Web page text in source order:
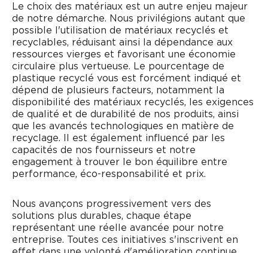
Le choix des matériaux est un autre enjeu majeur
de notre démarche. Nous privilégions autant que
possible l'utilisation de matériaux recyclés et
recyclables, réduisant ainsi la dépendance aux
ressources vierges et favorisant une économie
circulaire plus vertueuse. Le pourcentage de
plastique recyclé vous est forcément indiqué et
dépend de plusieurs facteurs, notamment la
disponibilité des matériaux recyclés, les exigences
de qualité et de durabilité de nos produits, ainsi
que les avancés technologiques en matière de
recyclage. Il est également influencé par les
capacités de nos fournisseurs et notre
engagement à trouver le bon équilibre entre
performance, éco-responsabilité et prix.
Nous avançons progressivement vers des
solutions plus durables, chaque étape
représentant une réelle avancée pour notre
entreprise. Toutes ces initiatives s'inscrivent en